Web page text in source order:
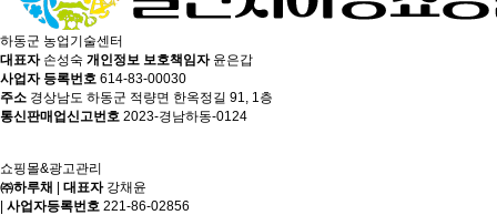
하동군 농업기술센터
대표자 손성숙 개인정보 보호책임자 윤은갑
사업자 등록번호 614-83-00030
주소 경상남도 하동군 적량면 한옥정길 91, 1층
통신판매업신고번호 2023-경남하동-0124
쇼핑몰&광고관리
㈜하루채
대표자 강채윤
사업자등록번호 221-86-02856